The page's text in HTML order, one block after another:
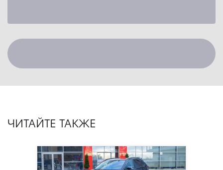
ЧИТАЙТЕ ТАКЖЕ